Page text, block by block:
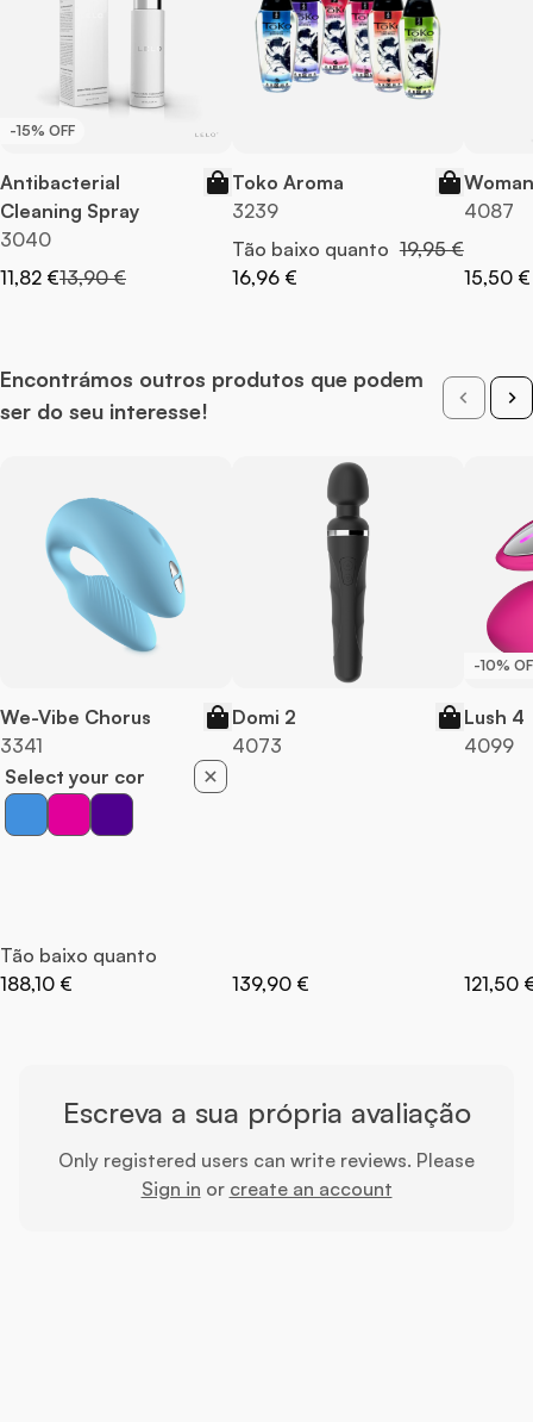
-15% OFF
Antibacterial
Cleaning Spray
3040
Preço Especial
11,82 €Preço Normal
13,90 €
Toko Aroma
3239
Tão baixo quanto
16,96 €
Preço Normal
19,95 €
4087
15,50 €
Encontrámos outros produtos que podem
ser do seu interesse!
We-Vibe Chorus
3341
Select your cor
Tão baixo quanto
188,10 €
Domi 2
4073
139,90 €
-10%
Lush 4
4099
Preço
121,50
Escreva a sua própria avaliação
Only registered users can write reviews. Please
Sign in or create an account